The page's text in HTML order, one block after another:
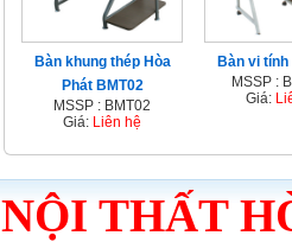
Bàn khung thép Hòa
Phát BMT02
MSSP : BMT02
Giá: Liên hệ
Bàn vi tính
MSSP :
Giá:
NỘI THẤT